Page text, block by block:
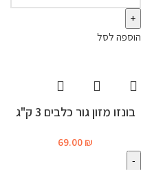
הוספה לסל
בונזו מזון גור כלבים 3 ק"ג
69.00 ₪